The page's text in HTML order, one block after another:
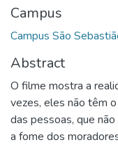
Campus
Campus São
Abstract
O filme mostra a
vezes, eles não têm
das pessoas, que
a fome dos